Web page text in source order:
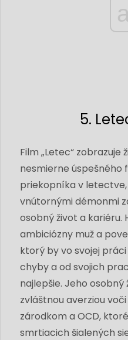
5.
Film „Letec“ zobrazuje
nesmierne úspešného
priekopníka v
vnútornými démonmi
osobný život a kariéru.
ambiciózny muž a
ktorý by vo svojej
chyby a od svojich
najlepšie. Jeho osobný
zvláštnou averziou
zárodkom a OCD,
smrtiacich šialených